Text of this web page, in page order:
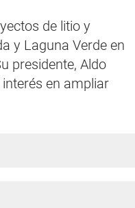
de litio y
y Laguna Verde en
presidente, Aldo
en ampliar